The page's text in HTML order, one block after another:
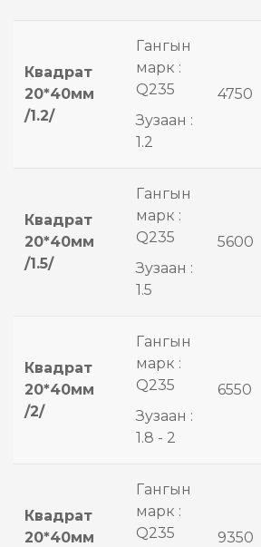
Квадрат
20*40мм
/1.2/
Гангын
марк :
Q235
Зузаан :
1.2
4750
Квадрат
20*40мм
/1.5/
Гангын
марк :
Q235
Зузаан :
1.5
5600
Квадрат
20*40мм
/2/
Гангын
марк :
Q235
Зузаан :
1.8 - 2
6550
Квадрат
20*40мм
Гангын
марк :
Q235
9350